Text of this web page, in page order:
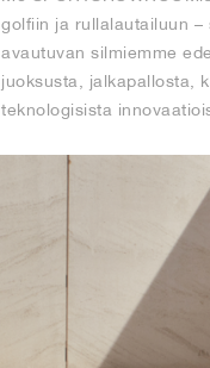
golfiin ja rullalautailuun
avautuvan silmiemme
juoksusta, jalkapallosta,
teknologisista